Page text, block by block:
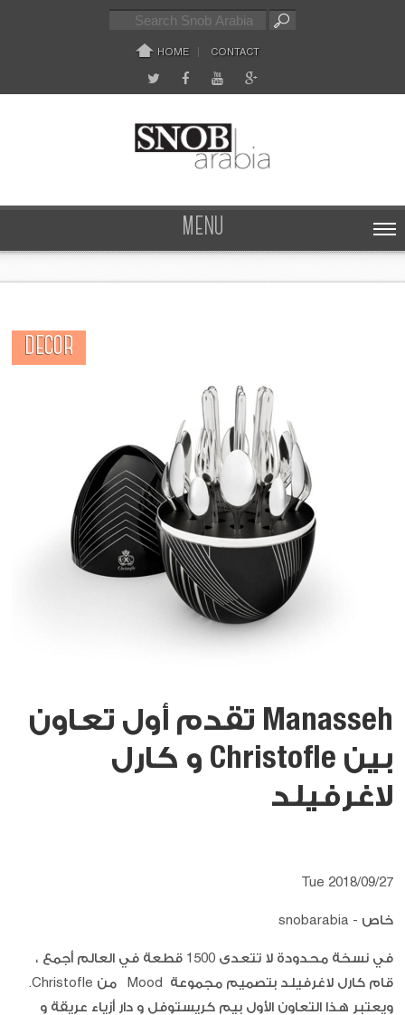
HOME CONTACT
MENU
DECOR
Manasseh تقدم أول تعاون
بين Christofle و كارل
لاغرفيلد
Tue 2018/09/27
خاص - snobarabia
في نسخة محدودة لا تتعدى 1500 قطعة في العالم أجمع ،
ويعتبر هذا التعاون الأول بيم كريستوفل و دار أزياء عريقة و